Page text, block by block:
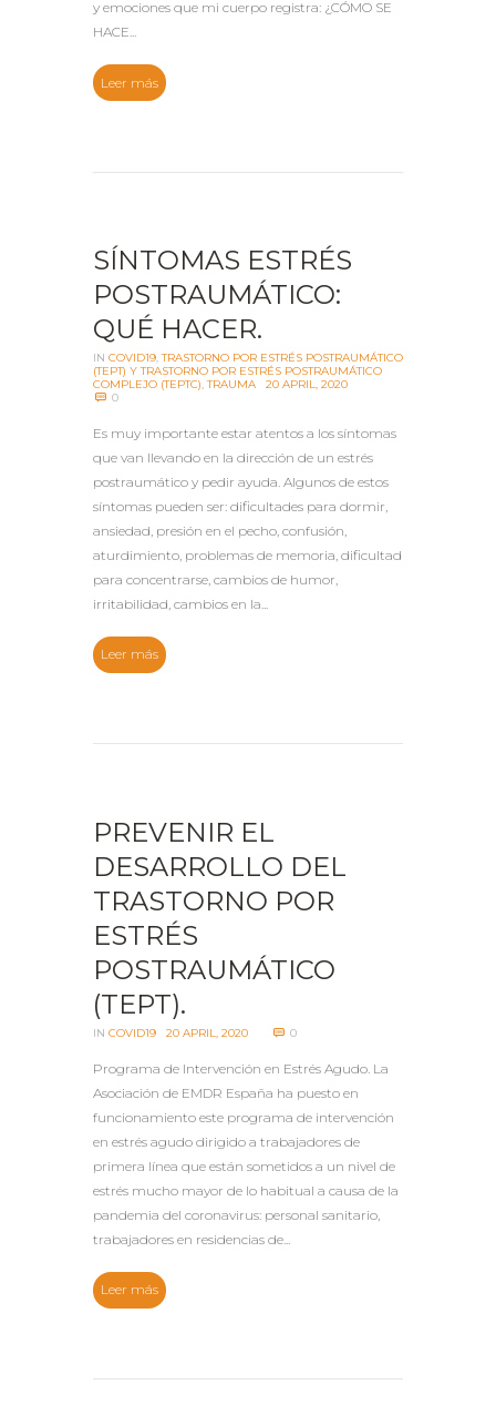
y emociones que mi cuerpo registra: ¿CÓMO SE
HACE...
Leer más
SÍNTOMAS ESTRÉS
POSTRAUMÁTICO:
QUÉ HACER.
IN COVID19,TRASTORNO POR ESTRÉS POSTRAUMÁTICO
(TEPT) Y TRASTORNO POR ESTRÉS POSTRAUMÁTICO
COMPLEJO (TEPTC),TRAUMA
20 APRIL, 2020
0
Es muy importante estar atentos a los síntomas
que van llevando en la dirección de un estrés
postraumático y pedir ayuda. Algunos de estos
síntomas pueden ser: dificultades para dormir,
ansiedad, presión en el pecho, confusión,
aturdimiento, problemas de memoria, dificultad
para concentrarse, cambios de humor,
irritabilidad, cambios en la...
Leer más
PREVENIR EL
DESARROLLO DEL
TRASTORNO POR
ESTRÉS
POSTRAUMÁTICO
(TEPT).
IN COVID19 20 APRIL, 2020 0
Programa de Intervención en Estrés Agudo. La
Asociación de EMDR España ha puesto en
funcionamiento este programa de intervención
en estrés agudo dirigido a trabajadores de
primera línea que están sometidos a un nivel de
estrés mucho mayor de lo habitual a causa de la
pandemia del coronavirus: personal sanitario,
trabajadores en residencias de...
Leer más